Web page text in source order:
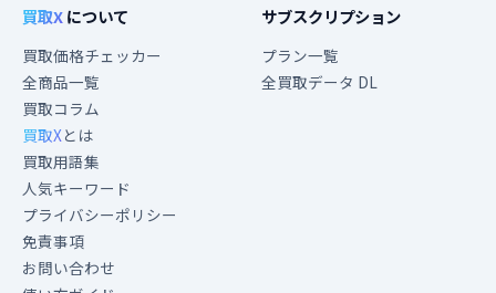
買取Xについて
買取価格チェッカー
全商品一覧
買取コラム
買取Xとは
買取用語集
人気キーワード
プライバシーポリシー
免責事項
お問い合わせ
サブスクリプション
プラン一覧
全買取データ DL